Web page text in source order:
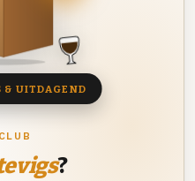
?
& UITDAGEND